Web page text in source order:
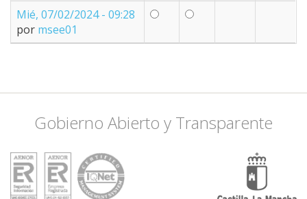
Mié, 07/02/2024 - 09:28
por msee01
Gobierno Abierto y Transparente